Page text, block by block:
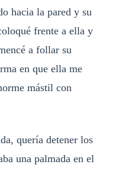
hacia la pared y su
frente a ella y
a follar su
en que ella me
mástil con
quería detener los
una palmada en el